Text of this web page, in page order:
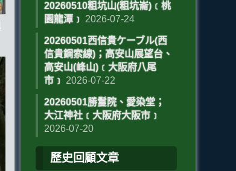
20260510粗坑山(粗坑崙)﹝桃
園龍潭﹞ 2026-07-24
20260501西信貴ケーブル(西
信貴鋼索線)；高安山展望台、
高安山(峰山)﹝大阪府八尾
市﹞ 2026-07-22
20260501勝鬘院、愛染堂；
大江神社﹝大阪府大阪市﹞
2026-07-20
歷史回顧文章